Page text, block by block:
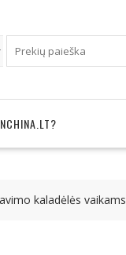
kaladėlės vaikams